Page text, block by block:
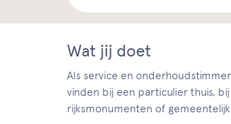
Wat jij doet
Als service en
vinden bij een particulier thuis,
rijksmonumenten of